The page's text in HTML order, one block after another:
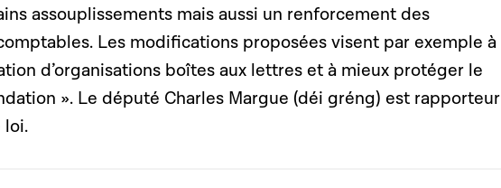
assouplissements mais aussi un renforcement des
Les modifications proposées visent par exemple à
d’organisations boîtes aux lettres et à mieux protéger le
». Le député Charles Margue (déi gréng) est rapporteur
loi.